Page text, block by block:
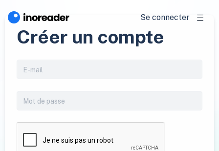
Se connecter
Créer un compte